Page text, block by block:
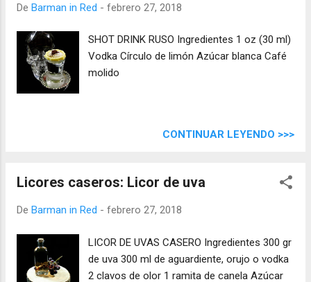
De Barman in Red - febrero 27, 2018
SHOT DRINK RUSO Ingredientes 1 oz (30 ml)
Vodka Círculo de limón Azúcar blanca Café
molido
CONTINUAR LEYENDO >>>
Licores caseros: Licor de uva
De Barman in Red - febrero 27, 2018
LICOR DE UVAS CASERO Ingredientes 300 gr
de uva 300 ml de aguardiente, orujo o vodka
2 clavos de olor 1 ramita de canela Azúcar